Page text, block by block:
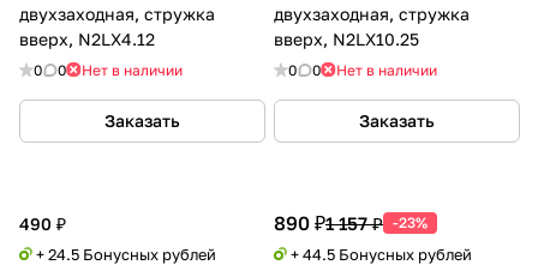
двухзаходная, стружка
вверх, N2LX4.12
0 0 Нет в наличии
Заказать
двухзаходная, стружка
вверх, N2LX10.25
0 0 Нет в наличии
Заказать
490 ₽
+ 24.5 Бонусных рублей
890 ₽1 157 ₽ -23%
+ 44.5 Бонусных рублей